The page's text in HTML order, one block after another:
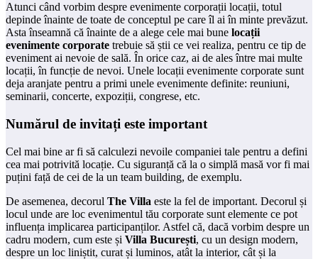
Atunci când vorbim despre evenimente corporații locații, totul
depinde înainte de toate de conceptul pe care îl ai în minte prevăzut.
Asta înseamnă că înainte de a alege cele mai bune locații
evenimente corporate trebuie să știi ce vei realiza, pentru ce tip de
eveniment ai nevoie de sală. În orice caz, ai de ales între mai multe
locații, în funcție de nevoi. Unele locații evenimente corporate sunt
deja aranjate pentru a primi unele evenimente definite: reuniuni,
seminarii, concerte, expoziții, congrese, etc.
Numărul de invitați este important
Cel mai bine ar fi să calculezi nevoile companiei tale pentru a defini
cea mai potrivită locație. Cu siguranță că la o simplă masă vor fi mai
puțini față de cei de la un team building, de exemplu.
De asemenea, decorul The Villa este la fel de important. Decorul și
locul unde are loc evenimentul tău corporate sunt elemente ce pot
influența implicarea participanților. Astfel că, dacă vorbim despre un
cadru modern, cum este și Villa București, cu un design modern,
despre un loc liniștit, curat și luminos, atât la interior, cât și la